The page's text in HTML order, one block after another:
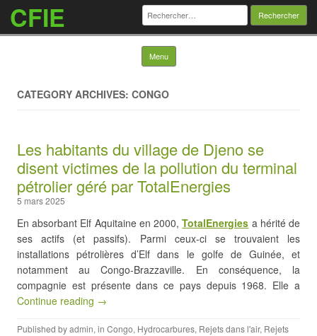
CFIE Rechercher :
Menu Skip to content
CATEGORY ARCHIVES: CONGO
Les habitants du village de Djeno se
disent victimes de la pollution du terminal
pétrolier géré par TotalEnergies
5 mars 2025
En absorbant Elf Aquitaine en 2000,TotalEnergies a hérité de
ses actifs (et passifs). Parmi ceux-ci se trouvaient les
installations pétrolières d’Elf dans le golfe de Guinée, et
notamment au Congo-Brazzaville. En conséquence, la
compagnie est présente dans ce pays depuis 1968. Elle a
Continue reading →
Published byadmin, in Congo, Hydrocarbures, Rejets dans l'air, Rejets